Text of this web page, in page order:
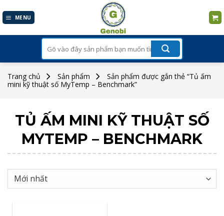
to
MENU
kiếm:
Trang chủ Sản phẩm
Sản phẩm được gắn thẻ “Tủ ấm
mini kỹ thuật số MyTemp – Benchmark”
TỦ ẤM MINI KỸ THUẬT SỐ
MYTEMP – BENCHMARK